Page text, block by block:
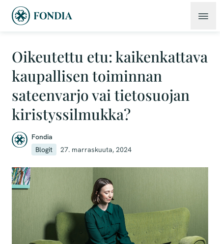
Oikeutettu etu: kaikenkattava
kaupallisen toiminnan
sateenvarjo vai tietosuojan
kiristyssilmukka?
Fondia
Blogit
27. marraskuuta, 2024